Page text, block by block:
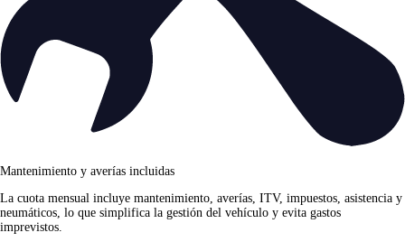
Mantenimiento y averías incluidas
La cuota mensual incluye mantenimiento, averías, ITV, impuestos, asistencia y
neumáticos, lo que simplifica la gestión del vehículo y evita gastos
imprevistos.